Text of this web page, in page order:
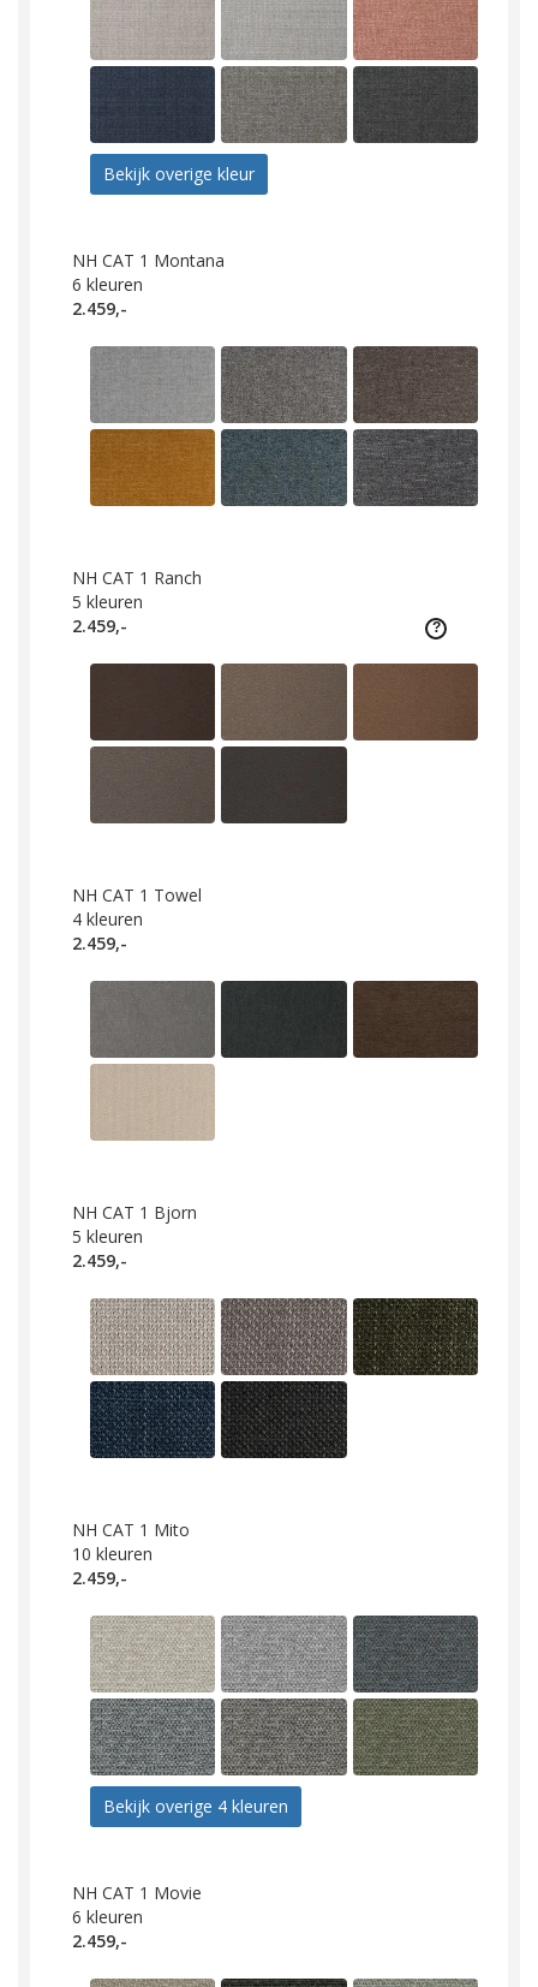
Bekijk overige kleur
NH CAT 1 Montana
6 kleuren
2.459,-
NH CAT 1 Ranch
5 kleuren
2.459,-
NH CAT 1 Towel
4 kleuren
2.459,-
NH CAT 1 Bjorn
5 kleuren
2.459,-
NH CAT 1 Mito
10 kleuren
2.459,-
Bekijk overige 4 kleuren
NH CAT 1 Movie
6 kleuren
2.459,-